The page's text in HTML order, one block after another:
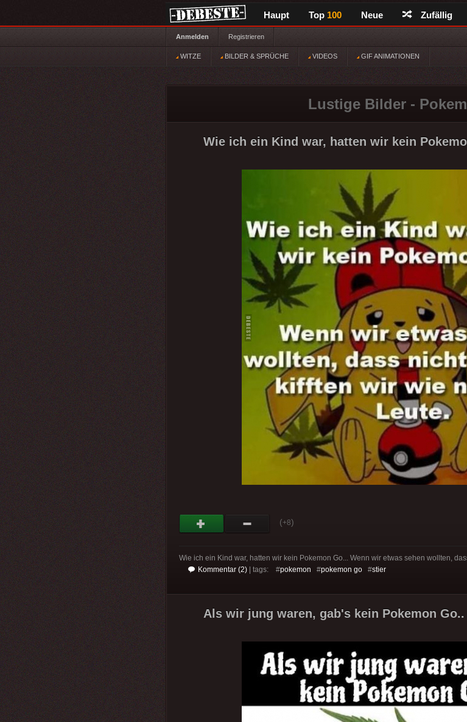
Haupt Top 100 Neue Zufällig
Anmelden Registrieren
WITZE BILDER & SPRÜCHE VIDEOS GIF ANIMATIONEN
Lustige Bilder -
Wie ich ein Kind war, hatten wir kein
(+8)
Wie ich ein Kind war, hatten wir kein Pokemon Go... Wenn wir etwas sehen wollten,
Kommentar (2) | tags: #pokemon #pokemon go #stier
Als wir jung waren, gab's kein Pokemon Go..